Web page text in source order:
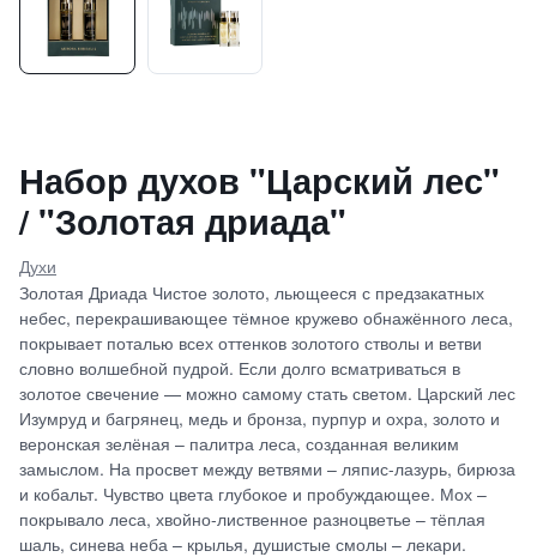
Набор духов "Царский лес"
/ "Золотая дриада"
Духи
Золотая Дриада Чистое золото, льющееся с предзакатных
небес, перекрашивающее тёмное кружево обнажённого леса,
покрывает поталью всех оттенков золотого стволы и ветви
словно волшебной пудрой. Если долго всматриваться в
золотое свечение — можно самому стать светом. Царский лес
Изумруд и багрянец, медь и бронза, пурпур и охра, золото и
веронская зелёная – палитра леса, созданная великим
замыслом. На просвет между ветвями – ляпис-лазурь, бирюза
и кобальт. Чувство цвета глубокое и пробуждающее. Мох –
покрывало леса, хвойно-лиственное разноцветье – тёплая
шаль, синева неба – крылья, душистые смолы – лекари.